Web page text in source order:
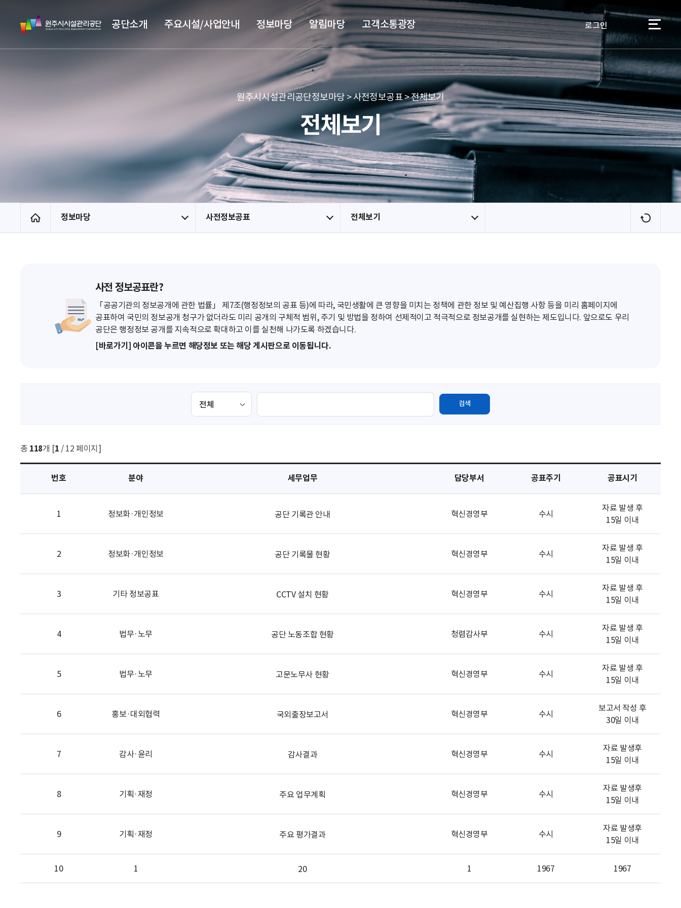
본문 바로가기
메뉴 바로가기
원
주
시
관
단
공단소개 주요시설/사업안내 정보마당 알림마당 고객소통광장 로그인 이용자
원주시시설관리공단정보마당 > 사전정보공표 > 전체보기
전체보기
홈 정보마당 사전정보공표 전체보기
새
로
사전 정보공표란?
「공공기관의 정보공개에 관한 법률」 제7조(행정정보의 공표 등)에 따라, 국민생활에 큰 영향을 미치는 정책에 관한 정보 및 예산집행 사항 등을 미리 홈페이지에
공표하여 국민의 정보공개 청구가 없더라도 미리 공개의 구체적 범위, 주기 및 방법을 정하여 선제적이고 적극적으로 정보공개를 실현하는 제도입니다. 앞으로도 우리
공단은 행정정보 공개를 지속적으로 확대하고 이를 실천해 나가도록 하겠습니다.
[바로가기] 아이콘을 누르면 해당정보 또는 해당 게시판으로 이동됩니다.
검
검색
총 118개 [1 / 12 페이지]
번호 분야 세무업무 담당부서 공표주기 공표시기
1 정보화·개인정보 공단 기록관 안내 혁신경영부 수시
자료 발생 후
15일 이내
2 정보화·개인정보 공단 기록물 현황 혁신경영부 수시
자료 발생 후
15일 이내
3 기타 정보공표 CCTV 설치 현황 혁신경영부 수시
자료 발생 후
15일 이내
4 법무·노무 공단 노동조합 현황 청렴감사부 수시
자료 발생 후
15일 이내
5 법무·노무 고문노무사 현황 혁신경영부 수시
자료 발생 후
15일 이내
6 홍보·대외협력 국외출장보고서 혁신경영부 수시
보고서 작성 후
30일 이내
7 감사·윤리 감사결과 혁신경영부 수시
자료 발생후
15일 이내
8 기획·재정 주요 업무계획 혁신경영부 수시
자료 발생후
15일 이내
9 기획·재정 주요 평가결과 혁신경영부 수시
자료 발생후
15일 이내
10 1 20 1 1967 1967